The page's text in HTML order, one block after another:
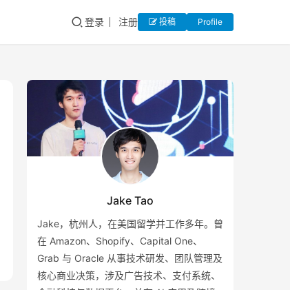
登录 注册 投稿 Profile
Jake Tao
Jake，杭州人，在美国留学并工作多年。曾
在 Amazon、Shopify、Capital One、
Grab 与 Oracle 从事技术研发、团队管理及
核心商业决策，涉及广告技术、支付系统、